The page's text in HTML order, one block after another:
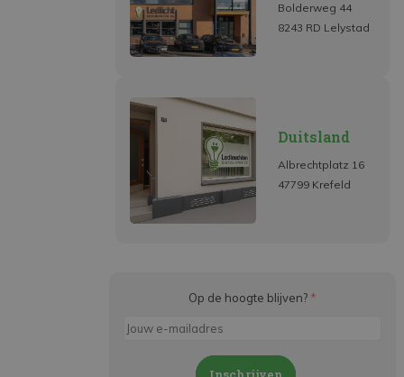
Bolderweg 44
8243 RD Lelystad
Duitsland
Albrechtplatz 16
47799 Krefeld
Op de hoogte blijven? *